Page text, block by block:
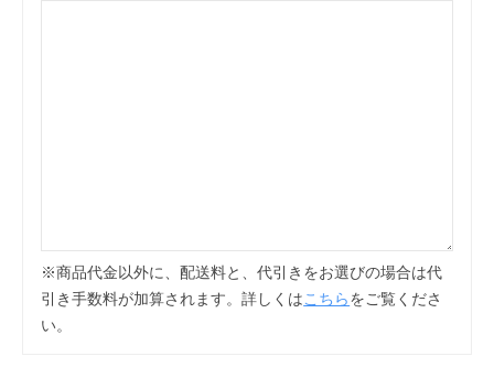
※商品代金以外に、配送料と、代引きをお選びの場合は代
引き手数料が加算されます。詳しくは こちら をご覧くださ
い。